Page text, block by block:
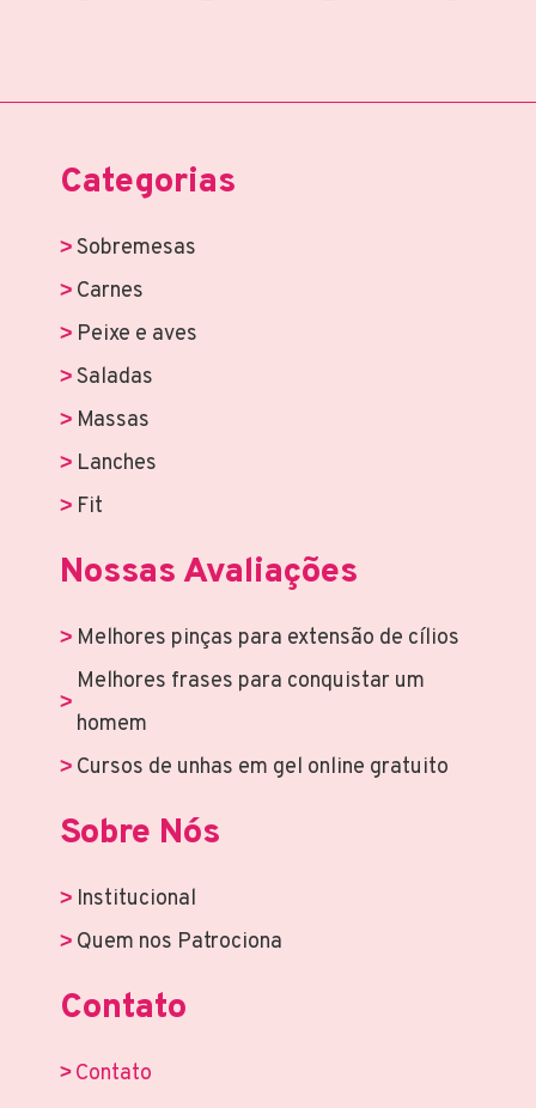
Categorias
Sobremesas
Carnes
Peixe e aves
Saladas
Massas
Lanches
Fit
Nossas Avaliações
Melhores pinças para extensão de cílios
Melhores frases para conquistar um
homem
Cursos de unhas em gel online gratuito
Sobre Nós
Institucional
Quem nos Patrociona
Contato
Contato